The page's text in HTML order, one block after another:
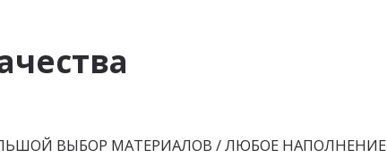
ВЫБОР МАТЕРИАЛОВ / ЛЮБОЕ НАПОЛНЕНИЕ